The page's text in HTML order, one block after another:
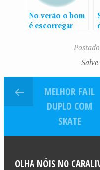
No verão o bom
é escorregar
MELHOR FAIL
DUPLO COM
SKATE
OLHA NÓIS NO